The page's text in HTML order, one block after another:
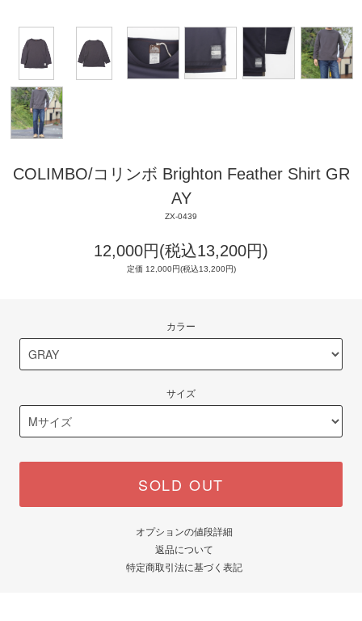
COLIMBO/コリンボ Brighton Feather Shirt GR
AY
ZX-0439
12,000円(税込13,200円)
定価 12,000円(税込13,200円)
カラー
サイズ
SOLD OUT
オプションの値段詳細
返品について
特定商取引法に基づく表記